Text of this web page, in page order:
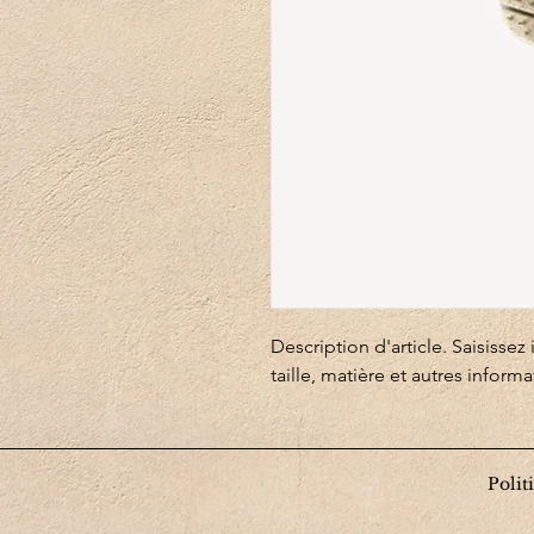
Description d'article.
taille, matière et autres